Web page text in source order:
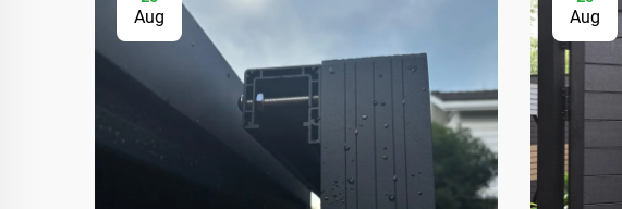
Aug
Aug